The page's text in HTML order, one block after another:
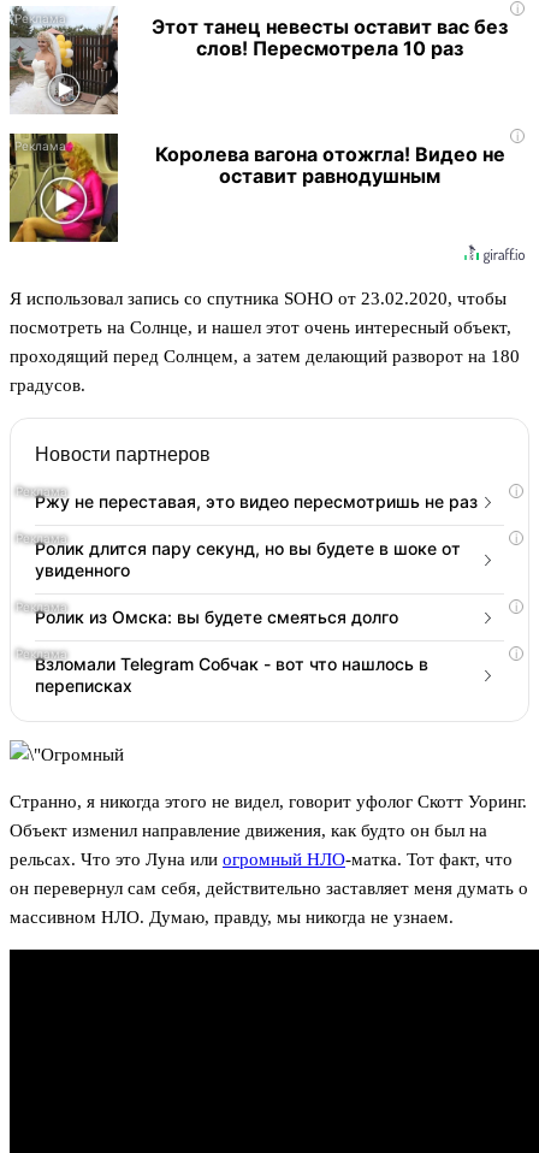
i
Этот танец невесты оставит вас без
слов! Пересмотрела 10 раз
i
Королева вагона отожгла! Видео не
оставит равнодушным
Я использовал запись со спутника SOHO от 23.02.2020, чтобы
посмотреть на Солнце, и нашел этот очень интересный объект,
проходящий перед Солнцем, а затем делающий разворот на 180
градусов.
Новости партнеров
i
Ржу не переставая, это видео пересмотришь не раз
i
Ролик длится пару секунд, но вы будете в шоке от
увиденного
i
Ролик из Омска: вы будете смеяться долго
i
Взломали Telegram Собчак - вот что нашлось в
переписках
Странно, я никогда этого не видел, говорит уфолог Скотт Уоринг.
Объект изменил направление движения, как будто он был на
рельсах. Что это Луна или огромный НЛО-матка. Тот факт, что
он перевернул сам себя, действительно заставляет меня думать о
массивном НЛО. Думаю, правду, мы никогда не узнаем.